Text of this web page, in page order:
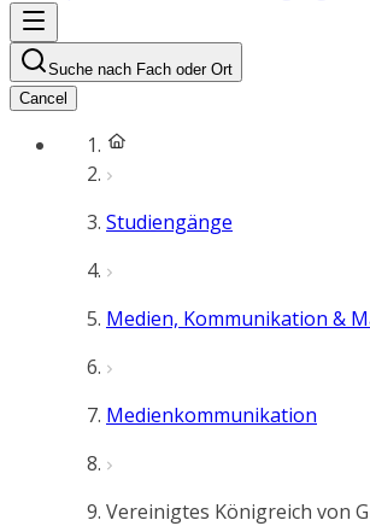
Suche nach Fach oder Ort
Cancel
Studiengänge
Medien, Kommunikation &
Medienkommunikation
Vereinigtes Königreich von